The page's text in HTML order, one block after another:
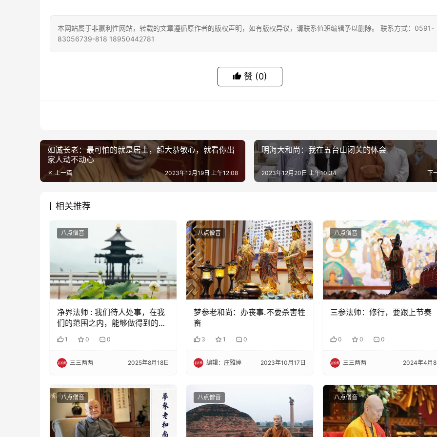
本网站属于非赢利性网站，转载的文章遵循原作者的版权声明，如有版权异议，请联系值班编辑予以删除。 联系方式：0591-
83056739-818 18950442781
赞 (0)
如诚长老：最可怕的就是居士，起大恭敬心，就看你出
家人动不动心
上一篇 2023年12月19日 上午12:08
明海大和尚：我在五台山闭关的体会
下
2023年12月20日 上午10:34
相关推荐
八点僧音
净界法师 : 我们待人处事，在我
们的范围之内，能够做得到的，
多多帮助别人，给人家方便
1 0 0
三三两两 2025年8月18日
八点僧音
梦参老和尚：办丧事.不要杀害牲
畜
3 1 0
编辑：庄雅婷 2023年10月17日
八点僧音
三参法师：修行，要跟上节奏
0 0 0
三三两两 2024年4月
八点僧音 八点僧音 八点僧音